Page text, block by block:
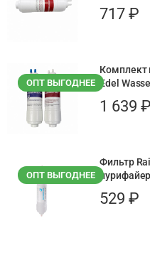
717 ₽
ОПТ ВЫГОДНЕЕ
Комплект
Edel
1 639 ₽
ОПТ ВЫГОДНЕЕ
Фильтр
529 ₽